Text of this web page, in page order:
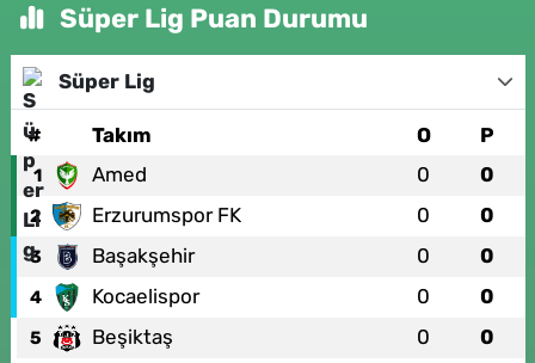
Süper Lig Puan Durumu
Süper Lig
# Takım O P
1 Amed 0 0
2 Erzurumspor FK 0 0
3 Başakşehir 0 0
4 Kocaelispor 0 0
5 Beşiktaş 0 0